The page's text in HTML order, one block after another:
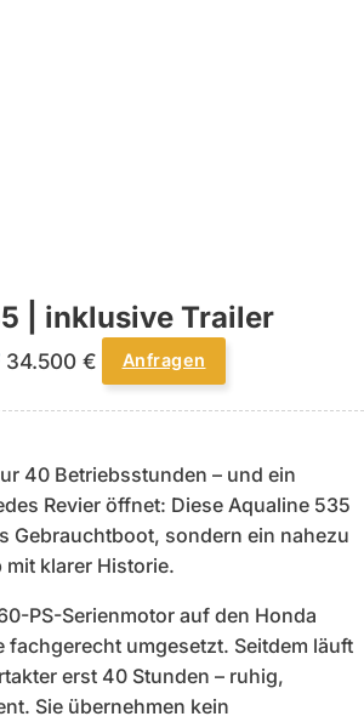
| inklusive Trailer
34.500 € Anfragen
40 Betriebsstunden – und ein
Revier öffnet: Diese Aqualine 535
Gebrauchtboot, sondern ein nahezu
klarer Historie.
PS-Serienmotor auf den Honda
fachgerecht umgesetzt. Seitdem läuft
erst 40 Stunden – ruhig,
Sie übernehmen kein